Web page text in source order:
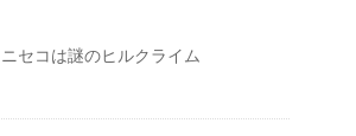
ニセコは謎のヒルクライム